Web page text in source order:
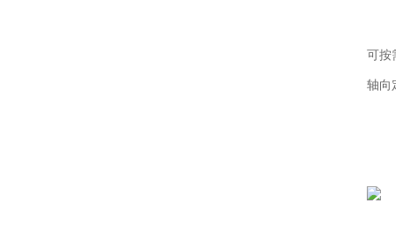
可按
轴向